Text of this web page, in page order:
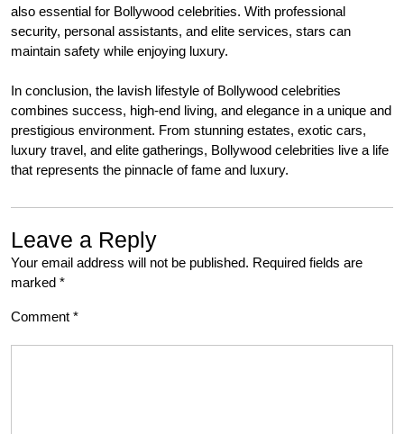
also essential for Bollywood celebrities. With professional
security, personal assistants, and elite services, stars can
maintain safety while enjoying luxury.
In conclusion, the lavish lifestyle of Bollywood celebrities
combines success, high-end living, and elegance in a unique and
prestigious environment. From stunning estates, exotic cars,
luxury travel, and elite gatherings, Bollywood celebrities live a life
that represents the pinnacle of fame and luxury.
Leave a Reply
Your email address will not be published. Required fields are
marked *
Comment *